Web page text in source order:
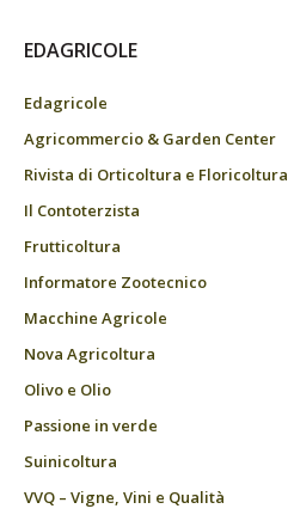
EDAGRICOLE
Edagricole
Agricommercio & Garden Center
Rivista di Orticoltura e Floricoltura
Il Contoterzista
Frutticoltura
Informatore Zootecnico
Macchine Agricole
Nova Agricoltura
Olivo e Olio
Passione in verde
Suinicoltura
VVQ – Vigne, Vini e Qualità